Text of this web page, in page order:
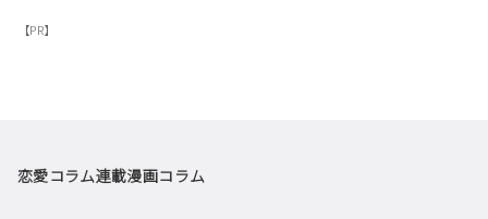
【PR】
恋愛コラム連載漫画コラム